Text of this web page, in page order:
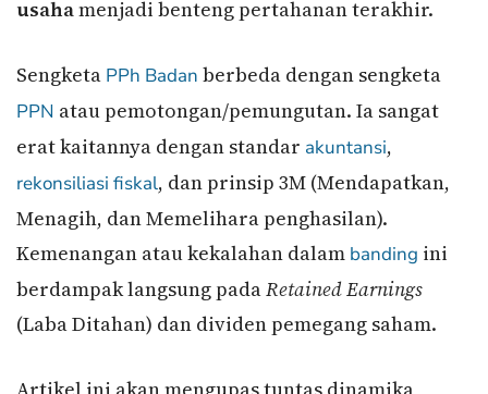
usahamenjadi benteng pertahanan terakhir.
Sengketa PPh Badan berbeda dengan sengketa
PPN atau pemotongan/pemungutan. Ia sangat
erat kaitannya dengan standar akuntansi,
rekonsiliasi fiskal, dan prinsip 3M (Mendapatkan,
Menagih, dan Memelihara penghasilan).
Kemenangan atau kekalahan dalam banding ini
berdampak langsung padaRetained Earnings
(Laba Ditahan) dan dividen pemegang saham.